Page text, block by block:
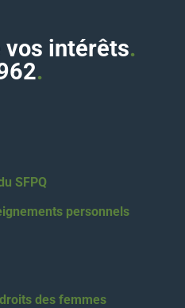
vos intérêts.
.
SFPQ
personnels
des femmes